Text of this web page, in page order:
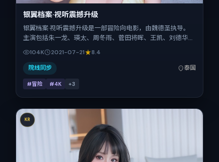
银翼档案·视听震撼升级
银翼档案·视听震撼升级是一部冒险向电影，由魏德圣执导。
主演包括朱一龙、瑛太、周冬雨、菅田将晖、王凯、刘德华。
作品主要在泰国取景与发行，2021年暑期档与观众见面，首
映日期 2021-07-21，正片时长101分钟。
104K 2021-07-21 8.4
院线同步 泰国
#冒险 #4K +3
KR